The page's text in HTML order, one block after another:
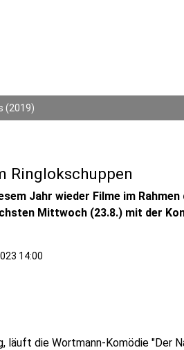
(2019)
Ringlokschuppen
Jahr wieder Filme im
Mittwoch (23.8.) mit der
14:00
läuft die Wortmann-Komödie "Der